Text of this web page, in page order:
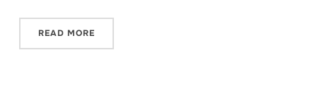
READ MORE